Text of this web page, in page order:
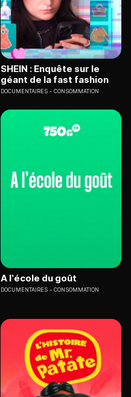
SHEIN : Enquête sur le
géant de la fast fashion
DOCUMENTAIRES CONSOMMATION
A l’école du goût
DOCUMENTAIRES CONSOMMATION